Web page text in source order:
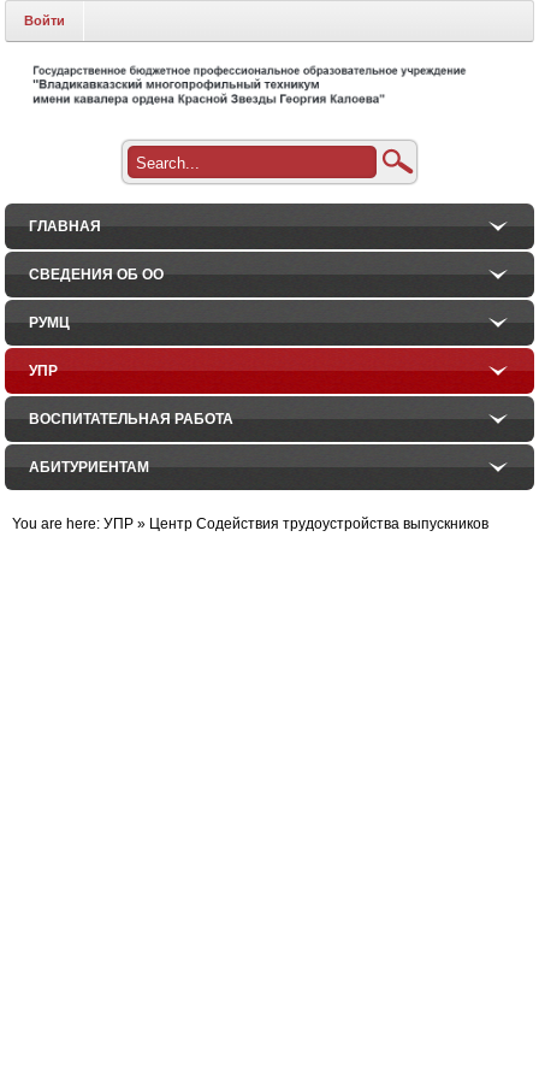
Войти
ГЛАВНАЯ
СВЕДЕНИЯ ОБ ОО
РУМЦ
УПР
ВОСПИТАТЕЛЬНАЯ РАБОТА
АБИТУРИЕНТАМ
You are here: УПР » Центр Содействия трудоустройства выпускников